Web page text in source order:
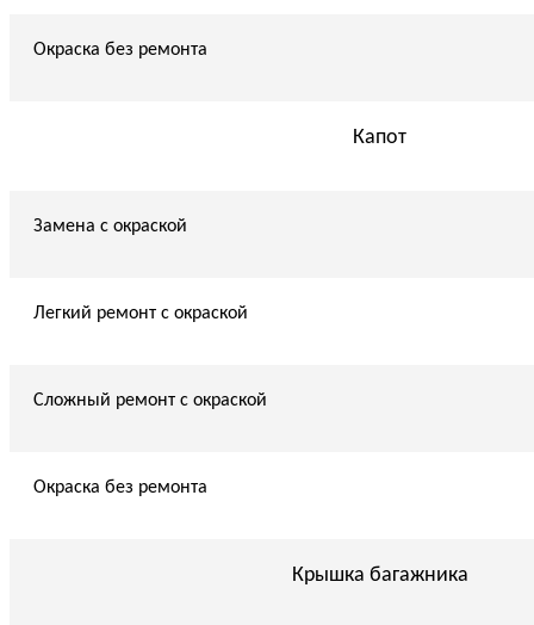
Окраска без ремонта
Капот
Замена с окраской
Легкий ремонт с окраской
Сложный ремонт с окраской
Окраска без ремонта
Крышка багажника